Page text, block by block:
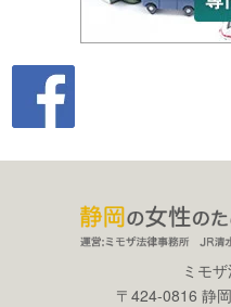
ミモ
〒424-0816 静